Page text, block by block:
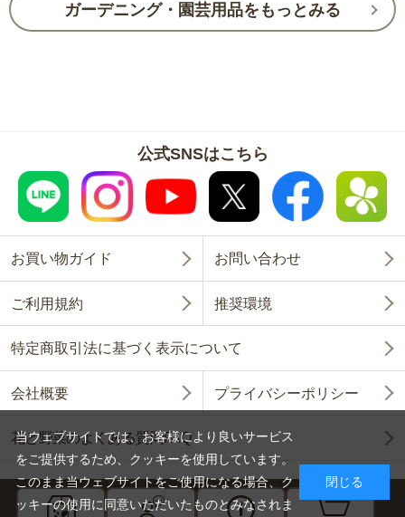
ガーデニング・園芸用品をもっとみる
公式SNSはこちら
お買い物ガイド お問い合わせ
ご利用規約 推奨環境
特定商取引法に基づく表示について
会社概要 プライバシーポリシー
花と野菜のよくある質問FAQ
当ウェブサイトでは、お客様により良いサービス
をご提供するため、クッキーを使用しています。
このまま当ウェブサイトをご使用になる場合、ク
ッキーの使用に同意いただいたものとみなされま
閉じる